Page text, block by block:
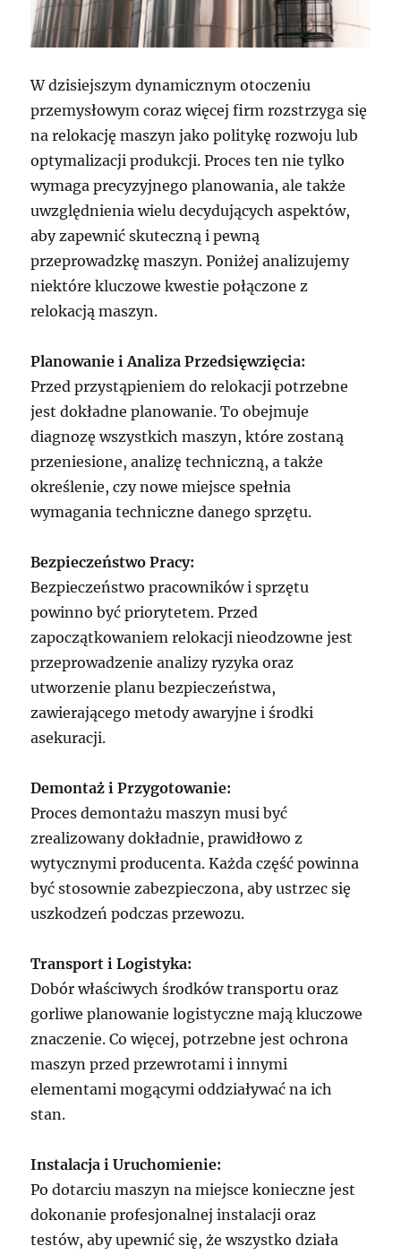
W dzisiejszym dynamicznym otoczeniu
przemysłowym coraz więcej firm rozstrzyga się
na relokację maszyn jako politykę rozwoju lub
optymalizacji produkcji. Proces ten nie tylko
wymaga precyzyjnego planowania, ale także
uwzględnienia wielu decydujących aspektów,
aby zapewnić skuteczną i pewną
przeprowadzkę maszyn. Poniżej analizujemy
niektóre kluczowe kwestie połączone z
relokacją maszyn.
Planowanie i Analiza Przedsięwzięcia:
Przed przystąpieniem do relokacji potrzebne
jest dokładne planowanie. To obejmuje
diagnozę wszystkich maszyn, które zostaną
przeniesione, analizę techniczną, a także
określenie, czy nowe miejsce spełnia
wymagania techniczne danego sprzętu.
Bezpieczeństwo Pracy:
Bezpieczeństwo pracowników i sprzętu
powinno być priorytetem. Przed
zapoczątkowaniem relokacji nieodzowne jest
przeprowadzenie analizy ryzyka oraz
utworzenie planu bezpieczeństwa,
zawierającego metody awaryjne i środki
asekuracji.
Demontaż i Przygotowanie:
Proces demontażu maszyn musi być
zrealizowany dokładnie, prawidłowo z
wytycznymi producenta. Każda część powinna
być stosownie zabezpieczona, aby ustrzec się
uszkodzeń podczas przewozu.
Transport i Logistyka:
Dobór właściwych środków transportu oraz
gorliwe planowanie logistyczne mają kluczowe
znaczenie. Co więcej, potrzebne jest ochrona
maszyn przed przewrotami i innymi
elementami mogącymi oddziaływać na ich
stan.
Instalacja i Uruchomienie:
Po dotarciu maszyn na miejsce konieczne jest
dokonanie profesjonalnej instalacji oraz
testów, aby upewnić się, że wszystko działa